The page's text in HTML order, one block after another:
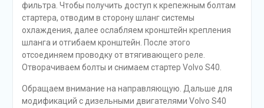
фильтра. Чтобы получить доступ к крепежным болтам
стартера, отводим в сторону шланг системы
охлаждения, далее ослабляем кронштейн крепления
шланга и отгибаем кронштейн. После этого
отсоединяем проводку от втягивающего реле.
Отворачиваем болты и снимаем стартер Volvo S40.
Обращаем внимание на направляющую. Дальше для
модификаций с дизельными двигателями Volvo S40